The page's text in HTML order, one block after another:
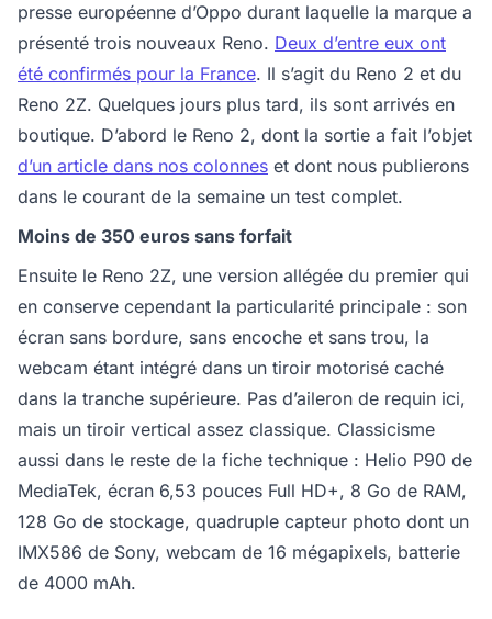
presse européenne d’Oppo durant laquelle la marque a
présenté trois nouveaux Reno. Deux d’entre eux ont
été confirmés pour la France. Il s’agit du Reno 2 et du
Reno 2Z. Quelques jours plus tard, ils sont arrivés en
boutique. D’abord le Reno 2, dont la sortie a fait l’objet
d’un article dans nos colonnes et dont nous publierons
dans le courant de la semaine un test complet.
Moins de 350 euros sans forfait
Ensuite le Reno 2Z, une version allégée du premier qui
en conserve cependant la particularité principale : son
écran sans bordure, sans encoche et sans trou, la
webcam étant intégré dans un tiroir motorisé caché
dans la tranche supérieure. Pas d’aileron de requin ici,
mais un tiroir vertical assez classique. Classicisme
aussi dans le reste de la fiche technique : Helio P90 de
MediaTek, écran 6,53 pouces Full HD+, 8 Go de RAM,
128 Go de stockage, quadruple capteur photo dont un
IMX586 de Sony, webcam de 16 mégapixels, batterie
de 4000 mAh.